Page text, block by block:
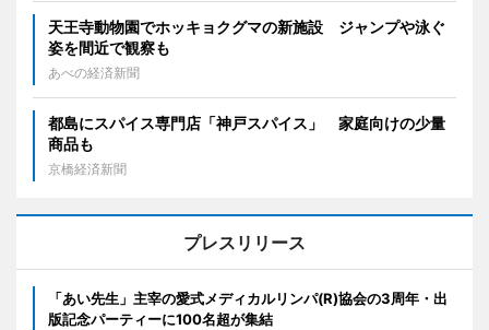
天王寺動物園でホッキョクグマの新施設 ジャンプや泳ぐ
姿を間近で観察も
あべの経済新聞
都島にスパイス専門店「神戸スパイス」 家庭向けの少量
商品も
京橋経済新聞
プレスリリース
「あい先生」主宰の愛式メディカルリンパ(R)協会の3周年・出
版記念パーティーに100名超が集結